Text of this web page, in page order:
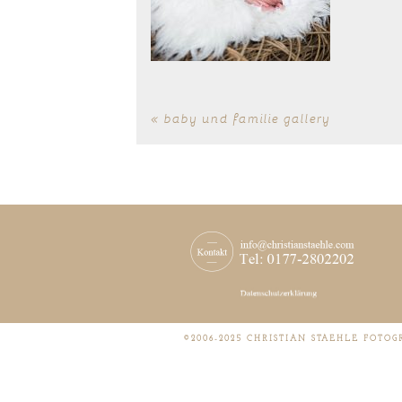
« baby und familie gallery
©2006-2025 CHRISTIAN STAEHLE